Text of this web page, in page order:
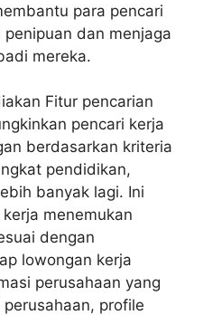
para pencari
dan menjaga
mereka.
Fitur pencarian
pencari kerja
berdasarkan kriteria
pendidikan,
banyak lagi. Ini
menemukan
dengan
lowongan kerja
perusahaan yang
profile